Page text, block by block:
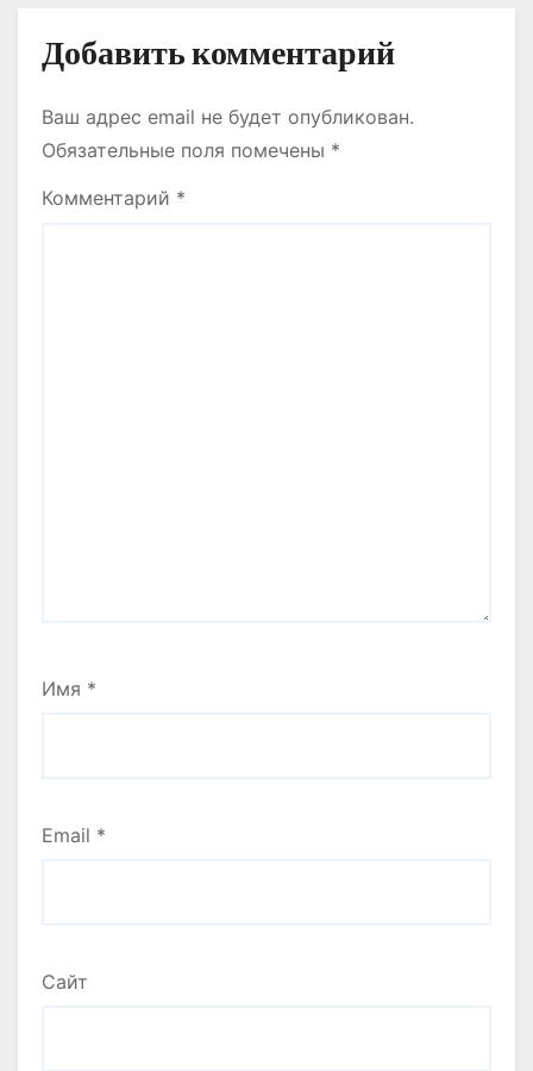
Добавить комментарий
Ваш адрес email не будет опубликован.
Обязательные поля помечены *
Комментарий *
Имя *
Email *
Сайт